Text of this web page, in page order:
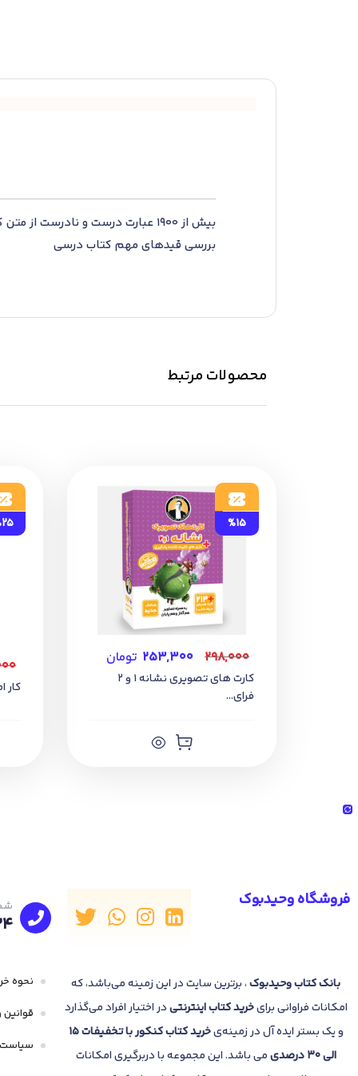
بیش از 1900 عبارت درست و نادرست از متن کتاب درسی
بررسی قیدهای مهم کتاب درسی
فروشگاه اینترنتی وحیدبوک
محصولات مرتبط
%15
۲۹۸,۰۰۰ ۲۵۳,۳۰۰ تومان
کارت های تصویری نشانه 1 و 2
فرای...
کار
فروشگاه وحیدبوک
بانککتاب وحیدبوک، برترین سایت در این زمینه می‌باشد، که
امکانات فراوانی برایخرید کتاباینترنتیدر اختیار افراد می‌گذارد
و یک بستر ایده آل در زمینه‌ی
خرید کتاب کنکور با تخفیفات 15
الی 30 درصدی
می باشد. این مجموعه با دربرگیری امکانات
نحوه